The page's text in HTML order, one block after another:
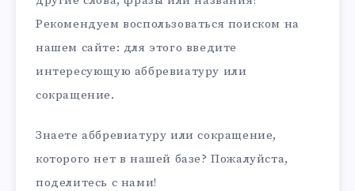
Рекомендуем воспользоваться поиском на
нашем сайте: для этого введите
интересующую аббревиатуру или
сокращение.
Знаете аббревиатуру или сокращение,
которого нет в нашей базе? Пожалуйста,
поделитесь с нами!